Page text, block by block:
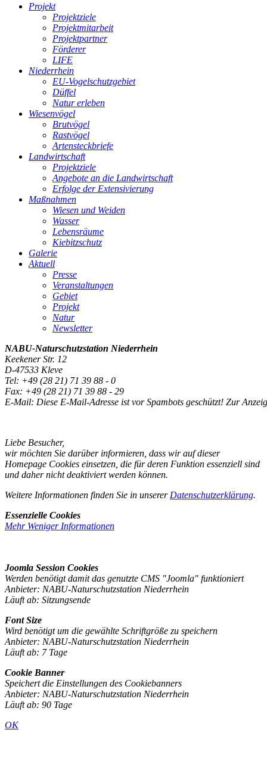
Projekt
Projektziele
Projektmitarbeit
Projektpartner
Förderer
LIFE
Niederrhein
EU-Vogelschutzgebiet
Düffel
Natur erleben
Wiesenvögel
Brutvögel
Rastvögel
Artensteckbriefe
Landwirtschaft
Projektziele
Angebote an die Landwirtschaft
Erfolge der Extensivierung
Maßnahmen
Wiesen und Weiden
Wasser
Lebensräume
Kiebitzschutz
Galerie
Aktuell
Presse
Veranstaltungen
Gebiet
Projekt
Natur
Newsletter
NABU-Naturschutzstation Niederrhein
Keekener Str. 12
D-47533 Kleve
Tel: +49 (28 21) 71 39 88 - 0
Fax: +49 (28 21) 71 39 88 - 29
E-Mail: Diese E-Mail-Adresse ist vor Spambots geschützt! Zur
Liebe Besucher,
wir möchten Sie darüber informieren, dass wir auf dieser
Homepage Cookies einsetzen, die für deren Funktion essenziell sind
und daher nicht deaktiviert werden können.
Weitere Informationen finden Sie in unserer Datenschutzerklärung.
Essenzielle Cookies
Mehr WenigerInformationen
Joomla Session Cookies
Werden benötigt damit das genutzte CMS "Joomla" funktioniert
Anbieter: NABU-Naturschutzstation Niederrhein
Läuft ab: Sitzungsende
Font Size
Wird benötigt um die gewählte Schriftgröße zu speichern
Anbieter: NABU-Naturschutzstation Niederrhein
Läuft ab: 7 Tage
Cookie Banner
Speichert die Einstellungen des Cookiebanners
Anbieter: NABU-Naturschutzstation Niederrhein
Läuft ab: 90 Tage
OK